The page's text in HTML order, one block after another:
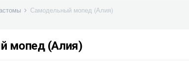
Самодельный мопед (Алия)
мопед (Алия)